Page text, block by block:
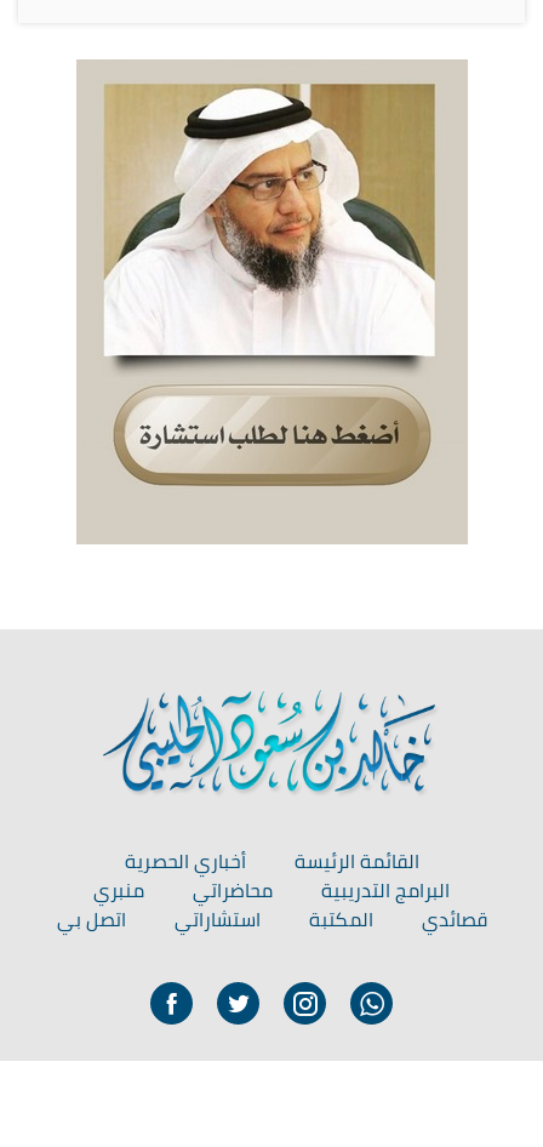
القائمة الرئيسة
أخباري الحصرية
البرامج التدريبية
محاضراتي
منبري
قصائدي
المكتبة استشاراتي اتصل بي